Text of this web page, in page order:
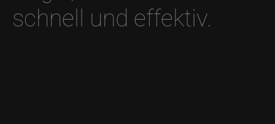
schnell und effektiv.​